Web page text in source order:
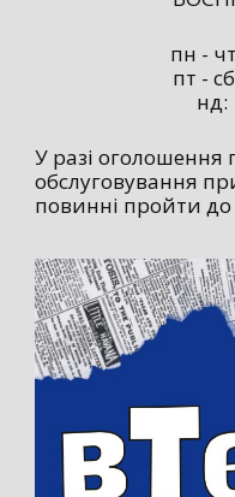
пн -
пт -
У разі оголошення
обслуговування
повинні пройти